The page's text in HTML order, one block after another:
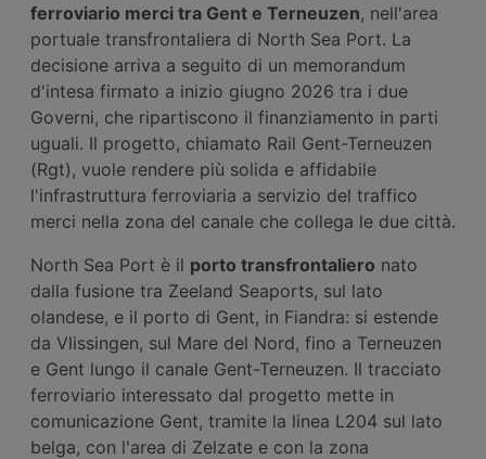
ferroviario merci tra Gent e Terneuzen, nell'area
portuale transfrontaliera di North Sea Port. La
decisione arriva a seguito di un memorandum
d'intesa firmato a inizio giugno 2026 tra i due
Governi, che ripartiscono il finanziamento in parti
uguali. Il progetto, chiamato Rail Gent-Terneuzen
(Rgt), vuole rendere più solida e affidabile
l'infrastruttura ferroviaria a servizio del traffico
merci nella zona del canale che collega le due città.
North Sea Port è il porto transfrontaliero nato
dalla fusione tra Zeeland Seaports, sul lato
olandese, e il porto di Gent, in Fiandra: si estende
da Vlissingen, sul Mare del Nord, fino a Terneuzen
e Gent lungo il canale Gent-Terneuzen. Il tracciato
ferroviario interessato dal progetto mette in
comunicazione Gent, tramite la linea L204 sul lato
belga, con l'area di Zelzate e con la zona